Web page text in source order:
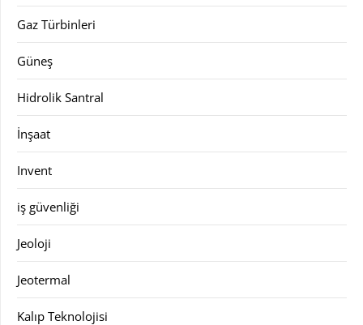
Gaz Türbinleri
Güneş
Hidrolik Santral
İnşaat
Invent
iş güvenliği
Jeoloji
Jeotermal
Kalıp Teknolojisi